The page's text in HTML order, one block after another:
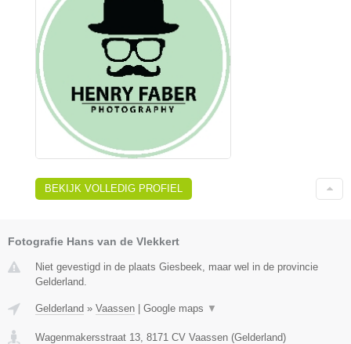
BEKIJK VOLLEDIG PROFIEL
Fotografie Hans van de Vlekkert
Niet gevestigd in de plaats Giesbeek, maar wel in de provincie
Gelderland.
Gelderland » Vaassen Google maps ▼
Wagenmakersstraat 13, 8171 CV Vaassen (Gelderland)